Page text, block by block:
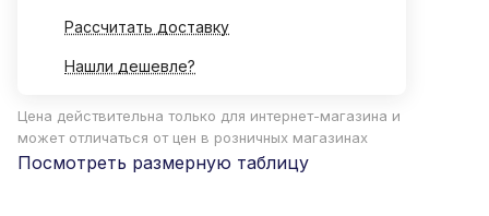
Рассчитать доставку
Нашли дешевле?
Цена действительна только для интернет-магазина и
может отличаться от цен в розничных магазинах
Посмотреть размерную таблицу